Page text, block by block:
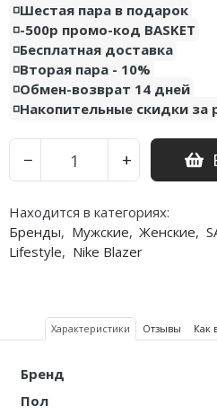
◽️Шестая пара в подарок
◽️-500р промо-код BASKET
◽️Бесплатная доставка
◽️Вторая пара - 10%
◽️Обмен-возврат 14 дней
◽️Накопительные скидки за
− +
Находится в категориях:
Бренды, Мужские, Женские,
Lifestyle, Nike Blazer
Характеристики Отзывы Как
Бренд
Пол
Nike KD
Nike PG
Nike Kobe
Nike Uptempo